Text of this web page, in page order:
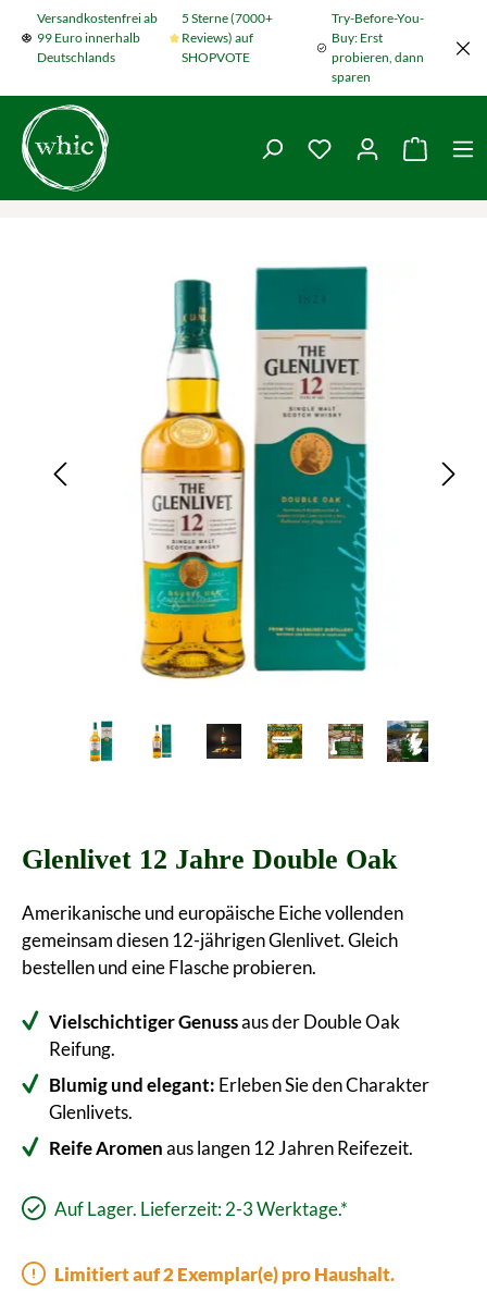
Zum Hauptinhalt springen
Versandkostenfrei ab
99 Euro innerhalb
Deutschlands
5 Sterne (7000+
Reviews) auf
SHOPVOTE
Try-Before-You-
Buy: Erst
probieren, dann
sparen
Du hast 0
Bildergalerie überspringen
Glenlivet 12 Jahre Double Oak
Amerikanische und europäische Eiche vollenden
gemeinsam diesen 12-jährigen Glenlivet. Gleich
bestellen und eine Flasche probieren.
Vielschichtiger Genussaus der Double Oak
Reifung.
Blumig und elegant: Erleben Sie den Charakter
Glenlivets.
Reife Aromenaus langen 12 Jahren Reifezeit.
Auf Lager. Lieferzeit: 2-3 Werktage.*
Limitiert auf 2 Exemplar(e) pro Haushalt.